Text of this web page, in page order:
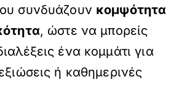
συνδυάζουν κομψότητα
, ώστε να μπορείς
ένα κομμάτι για
ή καθημερινές